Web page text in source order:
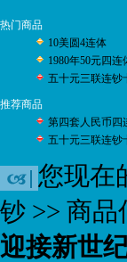
热门商品
10美圆4连体
1980年50元四连
五十元三联连钞
推荐商品
第四套人民币四
五十元三联连钞
您现在
钞 >> 商品
迎接新世